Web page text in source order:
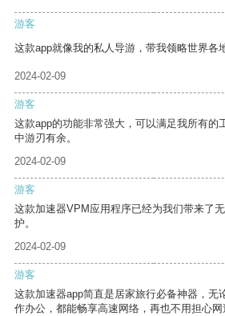
游客
这款app就像我的私人导游，带我领略世界各
2024-02-09
游客
这款app的功能非常强大，可以满足我所有的
中游刃有余。
2024-02-09
游客
这款加速器VPM应用程序已经为我们带来了
护。
2024-02-09
游客
这款加速器app简直是居家旅行必备神器，无
作办公，都能畅享高速网络，再也不用担心